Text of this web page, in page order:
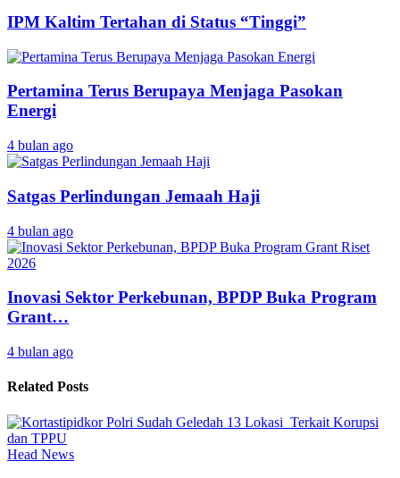
IPM Kaltim Tertahan di Status “Tinggi”
Pertamina Terus Berupaya Menjaga Pasokan
Energi
4 bulan ago
Satgas Perlindungan Jemaah Haji
4 bulan ago
Inovasi Sektor Perkebunan, BPDP Buka Program
Grant…
4 bulan ago
Related Posts
Head News